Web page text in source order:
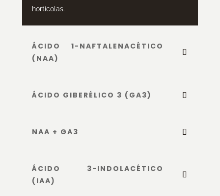
hortícolas.
ÁCIDO 1-NAFTALENACÉTICO
(NAA)
ÁCIDO GIBERÉLICO 3 (GA3)
NAA + GA3
ÁCIDO 3-INDOLACÉTICO
(IAA)